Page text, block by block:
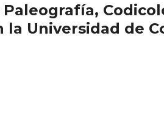
la Universidad de